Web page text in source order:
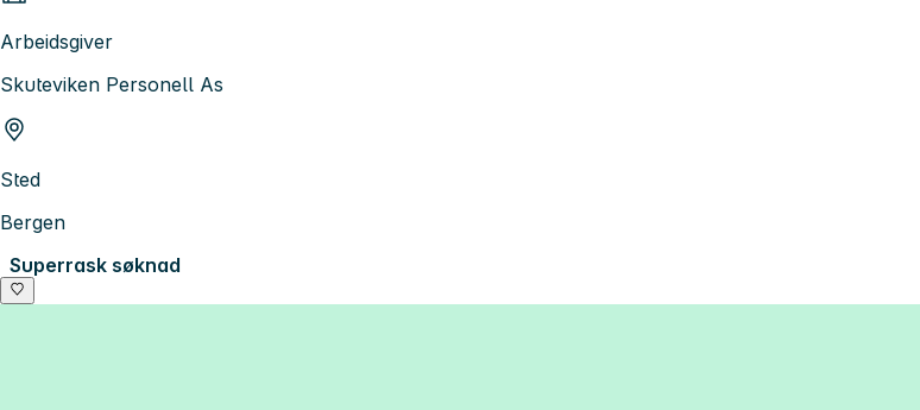
Arbeidsgiver
Skuteviken Personell As
Sted
Bergen
Superrask søknad